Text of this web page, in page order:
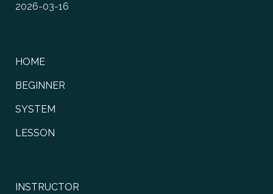
2026-03-16
HOME
BEGINNER
SYSTEM
LESSON
INSTRUCTOR